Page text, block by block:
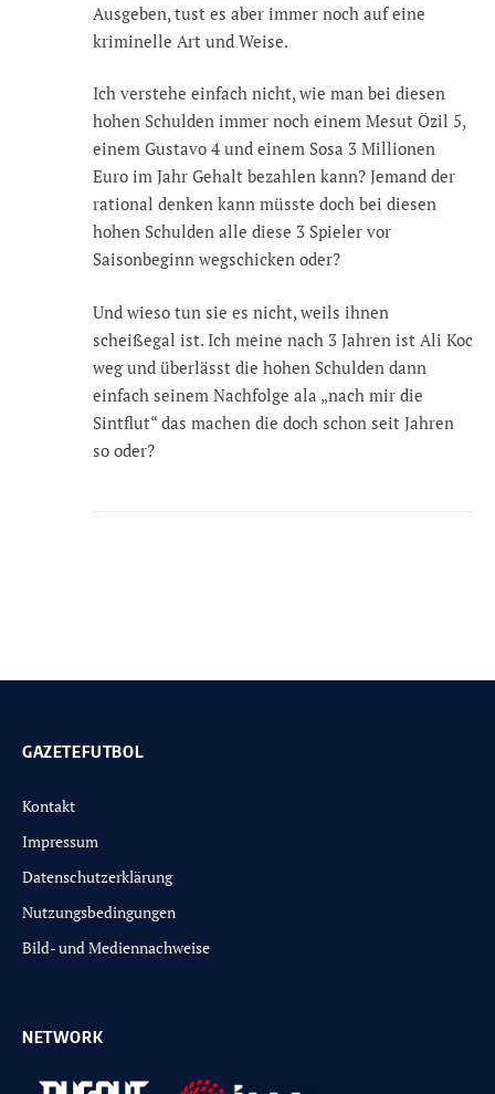
Ausgeben, tust es aber immer noch auf eine
kriminelle Art und Weise.
Ich verstehe einfach nicht, wie man bei diesen
hohen Schulden immer noch einem Mesut Özil 5,
einem Gustavo 4 und einem Sosa 3 Millionen
Euro im Jahr Gehalt bezahlen kann? Jemand der
rational denken kann müsste doch bei diesen
hohen Schulden alle diese 3 Spieler vor
Saisonbeginn wegschicken oder?
Und wieso tun sie es nicht, weils ihnen
scheißegal ist. Ich meine nach 3 Jahren ist Ali Koc
weg und überlässt die hohen Schulden dann
einfach seinem Nachfolge ala „nach mir die
Sintflut“ das machen die doch schon seit Jahren
so oder?
GAZETEFUTBOL
Kontakt
Impressum
Datenschutzerklärung
Nutzungsbedingungen
Bild- und Mediennachweise
NETWORK